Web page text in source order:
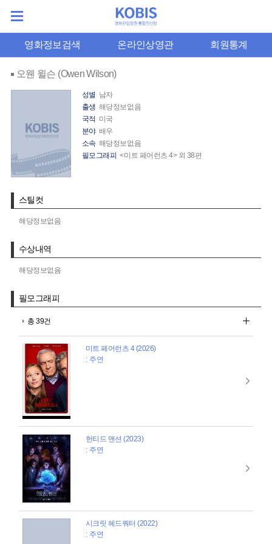
영화정보검색 온라인상영관 회원통계
오웬 윌슨 (Owen Wilson)
성별 남자
출생 해당정보없음
국적 미국
분야 배우
소속 해당정보없음
필모그래피 <미트 페어런츠 4> 외 38편
스틸컷
해당정보없음
수상내역
해당정보없음
필모그래피
총 39건
미트 페어런츠 4 (2026)
: 주연
헌티드 맨션 (2023)
: 주연
시크릿 헤드쿼터 (2022)
: 주연